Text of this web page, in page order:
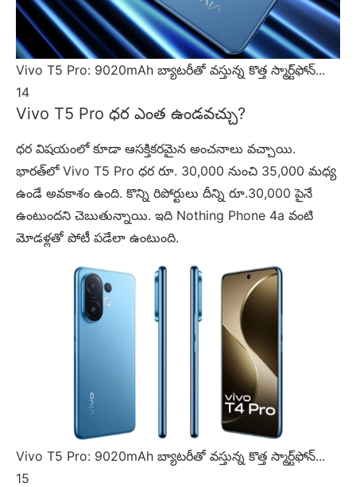
Vivo T5 Pro: 9020mAh బ్యాటరీతో వస్తున్న కొత్త స్మార్ట్‌ఫోన్...
14
Vivo T5 Pro ధర ఎంత ఉండవచ్చు?
ధర విషయంలో కూడా ఆసక్తికరమైన అంచనాలు వచ్చాయి.
భారత్‌లో Vivo T5 Pro ధర రూ. 30,000 నుంచి 35,000 మధ్య
ఉండే అవకాశం ఉంది. కొన్ని రిపోర్టులు దీన్ని రూ.30,000 పైనే
ఉంటుందని చెబుతున్నాయి. ఇది Nothing Phone 4a వంటి
మోడళ్లతో పోటీ పడేలా ఉంటుంది.
Vivo T5 Pro: 9020mAh బ్యాటరీతో వస్తున్న కొత్త స్మార్ట్‌ఫోన్...
15